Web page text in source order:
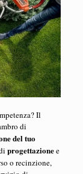
Il
di
del tuo
progettazionee
o recinzione,